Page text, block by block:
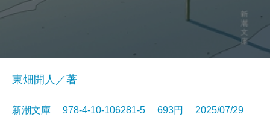
東畑開人／著
新潮文庫 978-4-10-106281-5 693円 2025/07/29